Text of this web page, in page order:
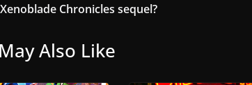
Chronicles sequel?
Also Like